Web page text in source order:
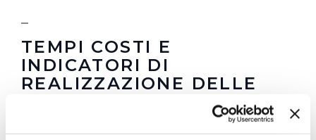
TEMPI COSTI E
INDICATORI DI
REALIZZAZIONE DELLE
OPERE PUBBLICHE